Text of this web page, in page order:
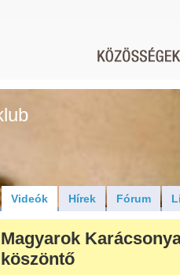
Videók Hírek Fórum
Magyarok
köszöntő